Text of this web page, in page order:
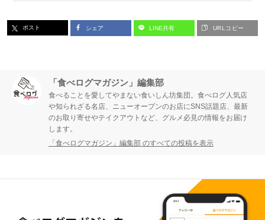
ポスト シェア LINE共有 URLコピー
「食べログマガジン」編集部
食べることを愛してやまない食いしん坊集団。食べログ人気店
や知られざる名店、ニューオープンのお店にSNS話題店、最新
のお取り寄せやテイクアウトなど、グルメ必見の情報をお届け
します。
「食べログマガジン」編集部 のすべての投稿を表示